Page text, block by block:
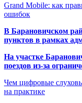
Grand Mobile: как
ошибок
В Барановичском
пунктов в рамках
На участке
поездов из-за
Чем цифровые
на практике